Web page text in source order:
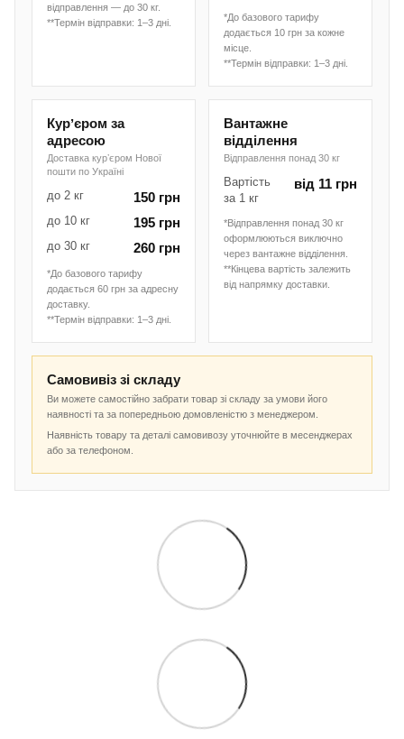
відправлення — до 30 кг.
**Термін відправки: 1–3 дні.
*До базового тарифу
додається 10 грн за кожне
місце.
**Термін відправки: 1–3 дні.
Курʼєром за
адресою
Доставка курʼєром Нової
пошти по Україні
до 2 кг 150 грн
до 10 кг 195 грн
до 30 кг 260 грн
*До базового тарифу
додається 60 грн за адресну
доставку.
**Термін відправки: 1–3 дні.
Вантажне
відділення
Відправлення понад 30 кг
Вартість
за 1 кг
від 11 грн
*Відправлення понад 30 кг
оформлюються виключно
через вантажне відділення.
**Кінцева вартість залежить
від напрямку доставки.
Самовивіз зі складу
Ви можете самостійно забрати товар зі складу за умови його
наявності та за попередньою домовленістю з менеджером.
Наявність товару та деталі самовивозу уточнюйте в месенджерах
або за телефоном.